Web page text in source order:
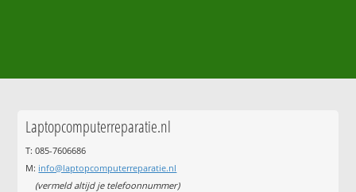
Laptopcomputerreparatie.nl
T: 085-7606686
M: info@laptopcomputerreparatie.nl
(vermeld altijd je telefoonnummer)